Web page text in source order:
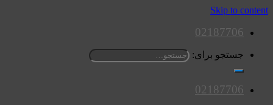
Skip to content
02187706
جستجو برای:
02187706